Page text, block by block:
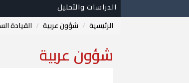
الدراسات والتحليل
الرئيسية
شؤون عربية القيادة
شؤون عربية